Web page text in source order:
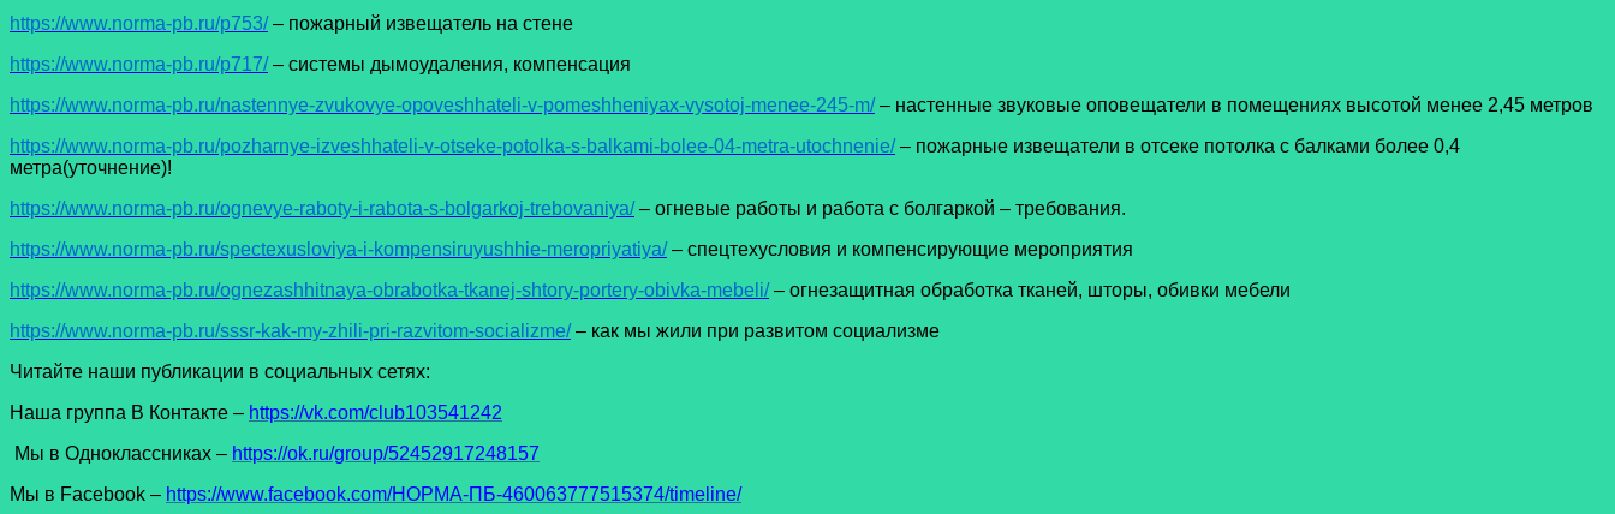
https://www.norma-pb.ru/p753/– пожарный извещатель на стене
https://www.norma-pb.ru/p717/– системы дымоудаления, компенсация
https://www.norma-pb.ru/nastennye-zvukovye-opoveshhateli-v-pomeshheniyax-vysotoj-menee-245-m/– настенные звуковые оповещатели в помещениях высотой менее 2,45 метров
https://www.norma-pb.ru/pozharnye-izveshhateli-v-otseke-potolka-s-balkami-bolee-04-metra-utochnenie/– пожарные извещатели в отсеке потолка с балками более 0,4
метра(уточнение)!
https://www.norma-pb.ru/ognevye-raboty-i-rabota-s-bolgarkoj-trebovaniya/– огневые работы и работа с болгаркой – требования.
https://www.norma-pb.ru/spectexusloviya-i-kompensiruyushhie-meropriyatiya/– спецтехусловия и компенсирующие мероприятия
https://www.norma-pb.ru/ognezashhitnaya-obrabotka-tkanej-shtory-portery-obivka-mebeli/– огнезащитная обработка тканей, шторы, обивки мебели
https://www.norma-pb.ru/sssr-kak-my-zhili-pri-razvitom-socializme/– как мы жили при развитом социализме
Читайте наши публикации в социальных сетях:
Наша группа В Контакте – https://vk.com/club103541242
Мы в Одноклассниках – https://ok.ru/group/52452917248157
Мы в Facеbook – https://www.facebook.com/НОРМА-ПБ-460063777515374/timeline/